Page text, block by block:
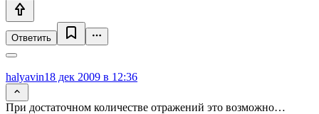
Ответить
halyavin18 дек 2009 в 12:36
При достаточном количестве отражений это возможно…